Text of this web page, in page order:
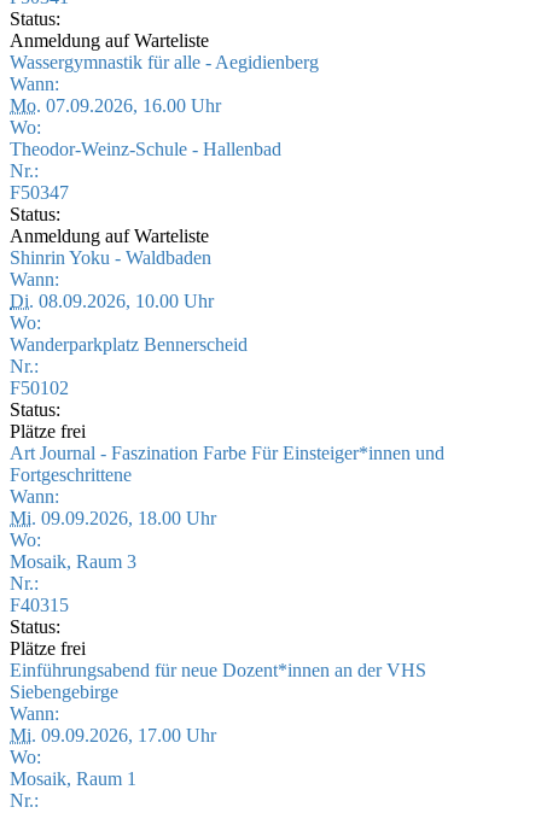
Status:
Anmeldung auf Warteliste
Wassergymnastik für alle - Aegidienberg
Wann:
Mo. 07.09.2026, 16.00 Uhr
Wo:
Theodor-Weinz-Schule - Hallenbad
Nr.:
F50347
Status:
Anmeldung auf Warteliste
Shinrin Yoku - Waldbaden
Wann:
Di. 08.09.2026, 10.00 Uhr
Wo:
Wanderparkplatz Bennerscheid
Nr.:
F50102
Status:
Plätze frei
Art Journal - Faszination Farbe Für Einsteiger*innen und
Fortgeschrittene
Wann:
Mi. 09.09.2026, 18.00 Uhr
Wo:
Mosaik, Raum 3
Nr.:
F40315
Status:
Plätze frei
Einführungsabend für neue Dozent*innen an der VHS
Siebengebirge
Wann:
Mi. 09.09.2026, 17.00 Uhr
Wo:
Mosaik, Raum 1
Nr.: